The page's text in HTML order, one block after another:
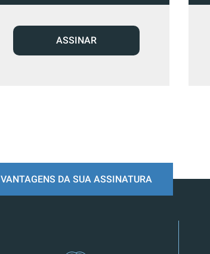
ASSINAR
VANTAGENS DA SUA ASSINATURA